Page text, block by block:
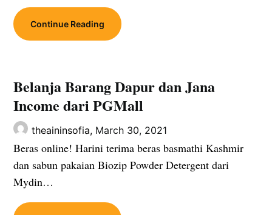
Continue Reading
Belanja Barang Dapur dan Jana
Income dari PGMall
theaininsofia, March 30, 2021
Beras online! Harini terima beras basmathi Kashmir
dan sabun pakaian Biozip Powder Detergent dari
Mydin…